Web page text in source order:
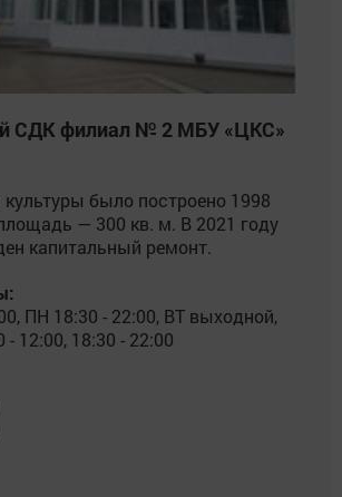
СДК филиал № 2 МБУ «ЦКС»
было построено 1998
— 300 кв. м. В 2021 году
капитальный ремонт.
ПН 18:30 - 22:00, ВТ выходной,
12:00, 18:30 - 22:00